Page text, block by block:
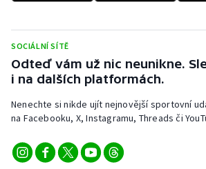
SOCIÁLNÍ SÍTĚ
Odteď vám už nic neunikne.
i na dalších platformách.
Nenechte si nikde ujít nejnovější sportovní
na Facebooku, X, Instagramu, Threads či